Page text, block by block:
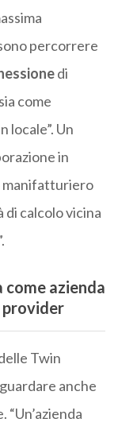
percorrere
di
come
locale”. Un
in
manifatturiero
di calcolo vicina
come azienda
Twin
anche